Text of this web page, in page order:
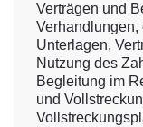
Verträgen und
Unterlagen,
Nutzung des
Begleitung im
und